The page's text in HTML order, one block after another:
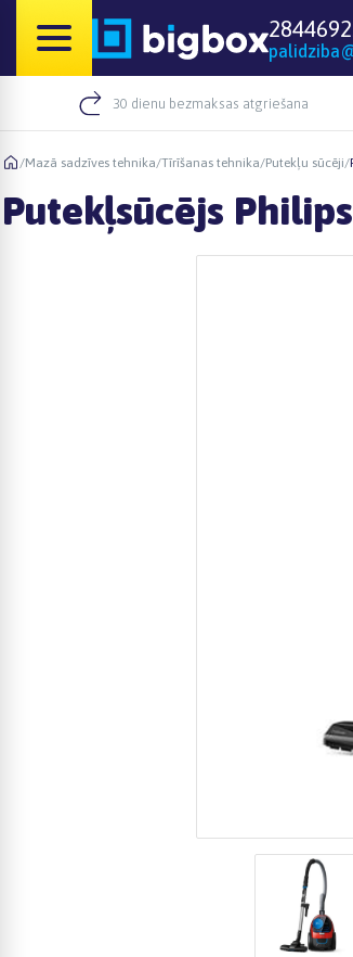
30 dienu bezmaksas atgriešana
/Mazā sadzīves tehnika/Tīrīšanas tehnika/Putekļu sūcēji/
Putekļsūcējs